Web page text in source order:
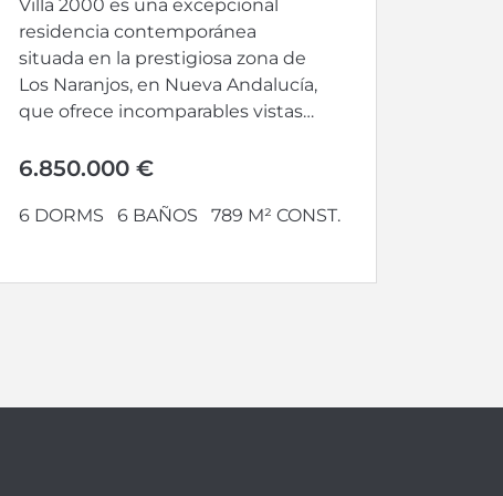
Villa 2000 es una excepcional
residencia contemporánea
situada en la prestigiosa zona de
Los Naranjos, en Nueva Andalucía,
que ofrece incomparables vistas
6.850.000 €
6 DORMS 6 BAÑOS 789 M² CONST.